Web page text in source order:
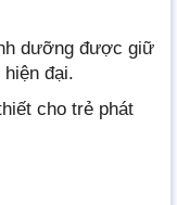
dưỡng được giữ
đại.
cho trẻ phát